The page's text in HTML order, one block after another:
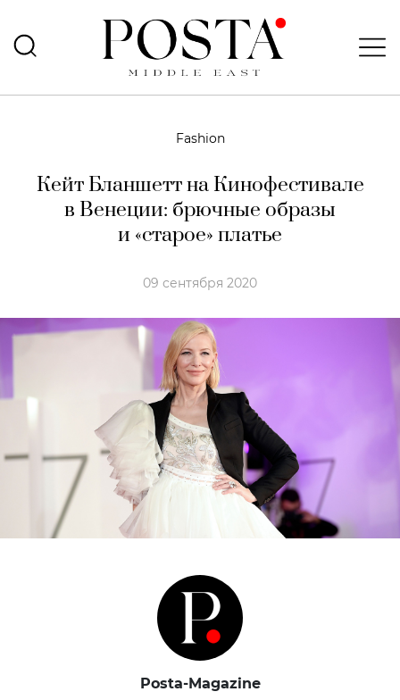
Fashion
Кейт Бланшетт на Кинофестивале
в Венеции: брючные образы
и «старое» платье
09 сентября 2020
Posta-Magazine